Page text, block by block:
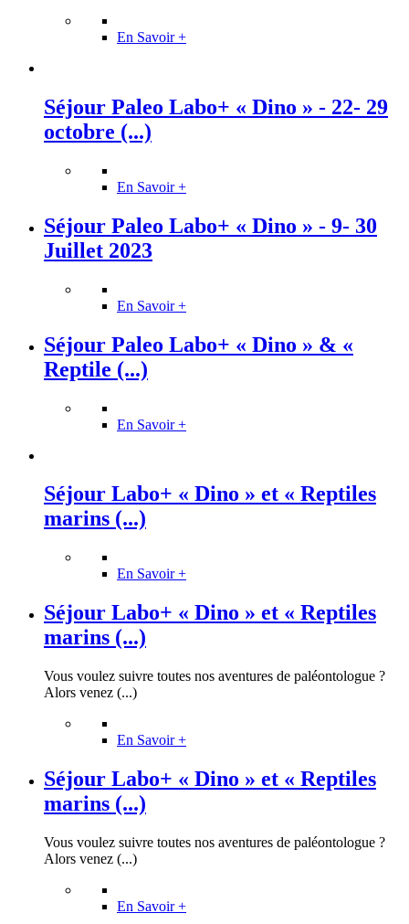
En Savoir +
Séjour Paleo Labo+ « Dino » - 22- 29
octobre (...)
En Savoir +
Séjour Paleo Labo+ « Dino » - 9- 30
Juillet 2023
En Savoir +
Séjour Paleo Labo+ « Dino » & «
Reptile (...)
En Savoir +
Séjour Labo+ « Dino » et « Reptiles
marins (...)
En Savoir +
Séjour Labo+ « Dino » et « Reptiles
marins (...)
Vous voulez suivre toutes nos aventures de paléontologue ?
Alors venez (...)
En Savoir +
Séjour Labo+ « Dino » et « Reptiles
marins (...)
Vous voulez suivre toutes nos aventures de paléontologue ?
Alors venez (...)
En Savoir +